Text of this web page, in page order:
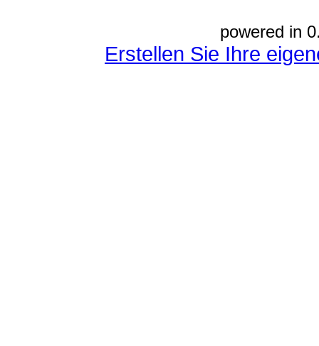
powered in
Erstellen Sie Ihre